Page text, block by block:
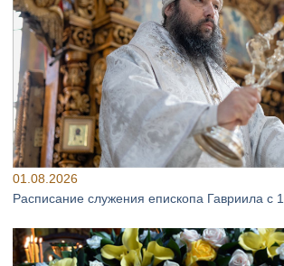
01.08.2026
Расписание служения епископа Гавриила с